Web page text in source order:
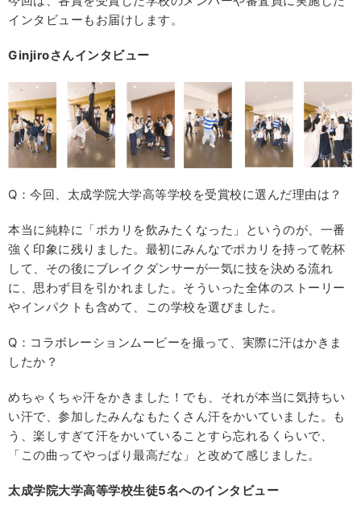
インタビューもお届けします。
Ginjiroさんインタビュー
Q：今回、太成学院大学高等学校を受賞校に選んだ理由は？
本当に純粋に「ポカリを飲みたくなった」というのが、一番
強く印象に残りました。最初にみんなでポカリを持って乾杯
して、その後にブレイクダンサーが一気に技を決める流れ
に、思わず目を引かれました。そういった全体のストーリー
やインパクトも含めて、この学校を選びました。
Q：コラボレーションムービーを撮って、実際に汗はかきま
したか？
めちゃくちゃ汗をかきました！でも、それが本当に気持ちい
い汗で、参加したみんなもたくさん汗をかいていました。も
う、楽しすぎて汗をかいていることすら忘れるくらいで、
「この曲ってやっぱり最高だな」と改めて感じました。
太成学院大学高等学校生徒5名へのインタビュー